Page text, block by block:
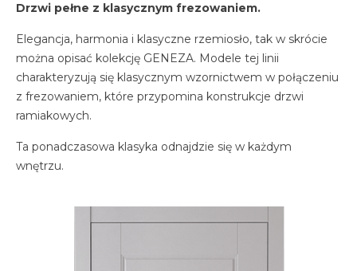
Drzwi pełne z klasycznym frezowaniem.
Elegancja, harmonia i klasyczne rzemiosło, tak w skrócie
można opisać kolekcję GENEZA. Modele tej linii
charakteryzują się klasycznym wzornictwem w połączeniu
z frezowaniem, które przypomina konstrukcje drzwi
ramiakowych.
Ta ponadczasowa klasyka odnajdzie się w każdym
wnętrzu.